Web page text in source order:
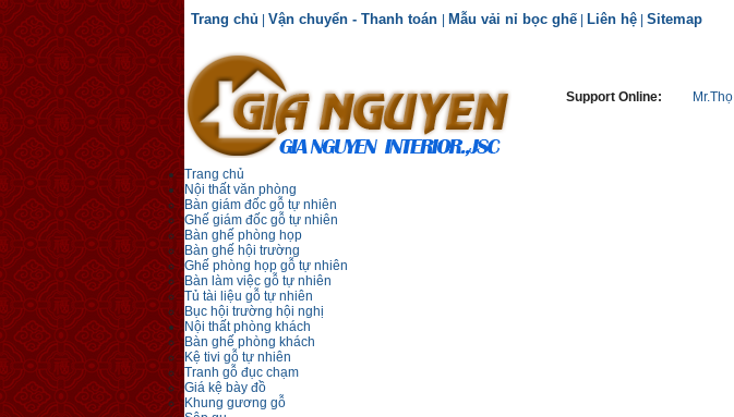
Trang chủ Vận chuyển - Thanh toán Mẫu vải nỉ bọc ghế Liên hệ Sitemap
Support Online: Mr.Thọ
Trang chủ
Nội thất văn phòng
Bàn giám đốc gỗ tự nhiên
Ghế giám đốc gỗ tự nhiên
Bàn ghế phòng họp
Bàn ghế hội trường
Ghế phòng họp gỗ tự nhiên
Bàn làm việc gỗ tự nhiên
Tủ tài liệu gỗ tự nhiên
Bục hội trường hội nghị
Nội thất phòng khách
Bàn ghế phòng khách
Kệ tivi gỗ tự nhiên
Tranh gỗ đục chạm
Giá kệ bày đồ
Khung gương gỗ